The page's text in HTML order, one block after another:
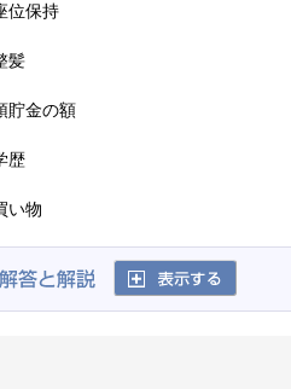
位保持
髪
貯金の額
歴
い物